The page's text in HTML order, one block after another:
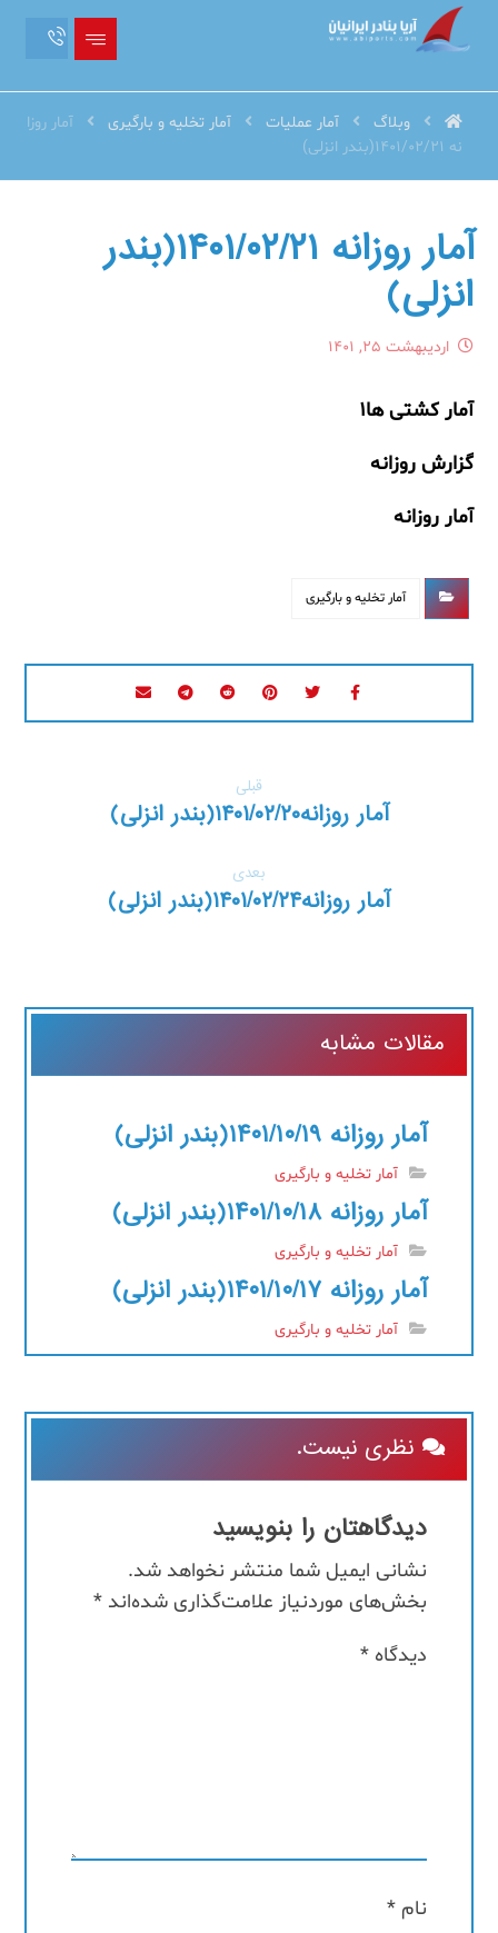
وبلاگ آمار عملیات آمار تخلیه و بارگیری
آمار روزا
نه 1401/02/21(بندر انزلی)
آمار روزانه ۱۴۰۱/۰۲/۲۱(بندر
انزلی)
اردیبهشت ۲۵, ۱۴۰۱
آمار کشتی ها۱
گزارش روزانه
آمار روزانه
آمار تخلیه و بارگیری
قبلی
آمار روزانه۱۴۰۱/۰۲/۲۰(بندر انزلی)
بعدی
آمار روزانه۱۴۰۱/۰۲/۲۴(بندر انزلی)
مقالات مشابه
آمار روزانه ۱۴۰۱/۱۰/۱۹(بندر انزلی)
آمار تخلیه و بارگیری
آمار روزانه ۱۴۰۱/۱۰/۱۸(بندر انزلی)
آمار تخلیه و بارگیری
آمار روزانه ۱۴۰۱/۱۰/۱۷(بندر انزلی)
آمار تخلیه و بارگیری
نظری نیست.
دیدگاهتان را بنویسید
نشانی ایمیل شما منتشر نخواهد شد.
بخش‌های موردنیاز علامت‌گذاری شده‌اند*
دیدگاه*
نام*